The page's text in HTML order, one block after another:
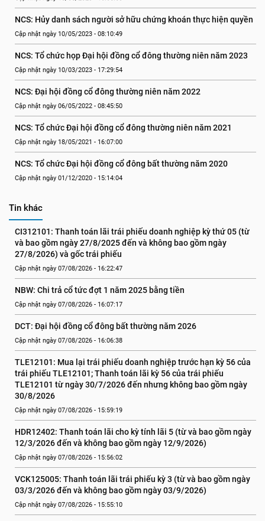
NCS: Hủy danh sách người sở hữu chứng khoán thực hiện quyền
Cập nhật ngày 10/05/2023 - 08:10:49
NCS: Tổ chức họp Đại hội đồng cổ đông thường niên năm 2023
Cập nhật ngày 10/03/2023 - 17:29:54
NCS: Đại hội đồng cổ đông thường niên năm 2022
Cập nhật ngày 06/05/2022 - 08:45:50
NCS: Tổ chức Đại hội đồng cổ đông thường niên năm 2021
Cập nhật ngày 18/05/2021 - 16:07:00
NCS: Tổ chức Đại hội đồng cổ đông bất thường năm 2020
Cập nhật ngày 01/12/2020 - 15:14:04
Tin khác
CI312101: Thanh toán lãi trái phiếu doanh nghiệp kỳ thứ 05 (từ
và bao gồm ngày 27/8/2025 đến và không bao gồm ngày
27/8/2026) và gốc trái phiếu
Cập nhật ngày 07/08/2026 - 16:22:47
NBW: Chi trả cổ tức đợt 1 năm 2025 bằng tiền
Cập nhật ngày 07/08/2026 - 16:07:17
DCT: Đại hội đồng cổ đông bất thường năm 2026
Cập nhật ngày 07/08/2026 - 16:06:38
TLE12101: Mua lại trái phiếu doanh nghiệp trước hạn kỳ 56 của
trái phiếu TLE12101; Thanh toán lãi kỳ 56 của trái phiếu
TLE12101 từ ngày 30/7/2026 đến nhưng không bao gồm ngày
30/8/2026
Cập nhật ngày 07/08/2026 - 15:59:19
HDR12402: Thanh toán lãi cho kỳ tính lãi 5 (từ và bao gồm ngày
12/3/2026 đến và không bao gồm ngày 12/9/2026)
Cập nhật ngày 07/08/2026 - 15:56:02
VCK125005: Thanh toán lãi trái phiếu kỳ 3 (từ và bao gồm ngày
03/3/2026 đến và không bao gồm ngày 03/9/2026)
Cập nhật ngày 07/08/2026 - 15:55:10